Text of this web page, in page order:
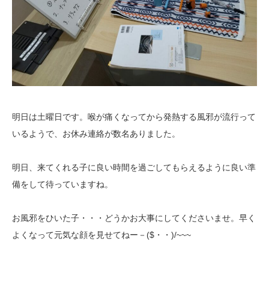
明日は土曜日です。喉が痛くなってから発熱する風邪が流行って
いるようで、お休み連絡が数名ありました。
明日、来てくれる子に良い時間を過ごしてもらえるように良い準
備をして待っていますね。
お風邪をひいた子・・・どうかお大事にしてくださいませ。早く
よくなって元気な顔を見せてねー－($・・)/~~~